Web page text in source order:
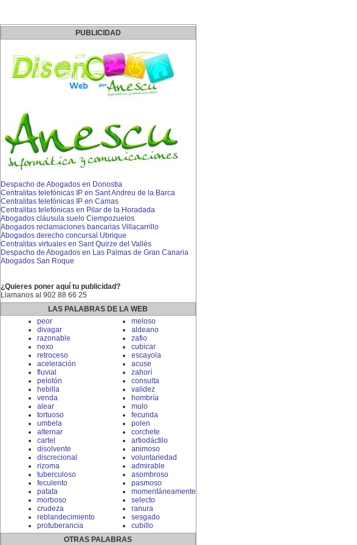
PUBLICIDAD
Despacho de Abogados en Donostia
Centralitas telefónicas IP en Sant Andreu de la Barca
Centralitas telefónicas IP en Camas
Centralitas telefónicas en Pilar de la Horadada
Abogados cláusula suelo Ciempozuelos
Abogados reclamaciones bancarias Villacarrillo
Abogados derecho concursal Ubrique
Centralitas virtuales en Sant Quirze del Vallès
Despacho de Abogados en Las Palmas de Gran Canaria
Abogados San Roque
¿Quieres poner aquí tu publicidad?
Llamanos al 902 88 66 25
LAS PALABRAS DE LA WEB
peor
divagar
razonable
nexo
retroceso
aceleración
fluvial
pelotón
hebilla
venda
alear
tortuoso
umbela
alternar
cartel
disolvente
discrecional
rizoma
tuberculoso
feculento
patata
morboso
crudeza
reblandecimiento
protuberancia
meloso
aldeano
zafio
cubicar
escayola
acuse
zahorí
consulta
validez
hombría
mulo
fecunda
polen
corchete
artiodáctilo
animoso
voluntariedad
admirable
asombroso
pasmoso
momentáneamente
selecto
ranura
sesgado
cubillo
OTRAS PALABRAS